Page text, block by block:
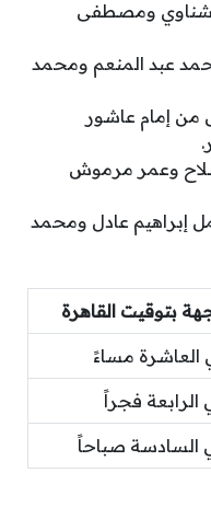
ومصطفى
عبد المنعم ومحمد
من إمام عاشور
وعمر مرموش
إبراهيم عادل ومحمد
بتوقيت القاهرة